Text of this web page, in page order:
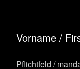
Vorname /